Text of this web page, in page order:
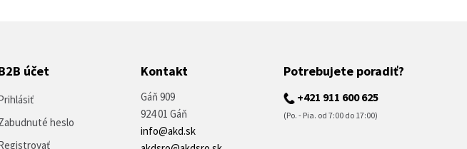
účet
heslo
Kontakt
Gáň 909
924 01 Gáň
info@akd.sk
Potrebujete poradiť?
+421 911 600 625
(Po. - Pia. od 7:00 do 17:00)